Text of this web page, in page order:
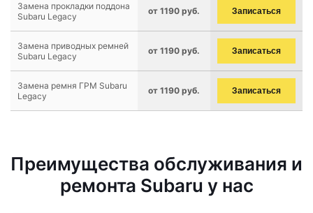
Замена прокладки поддона
Subaru Legacy
от 1190 руб. Записаться
Замена приводных ремней
Subaru Legacy
от 1190 руб. Записаться
Замена ремня ГРМ Subaru
Legacy
от 1190 руб. Записаться
Преимущества обслуживания и
ремонта Subaru у нас